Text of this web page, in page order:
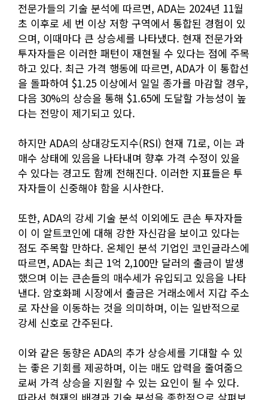
전문가들의 기술 분석에 따르면, ADA는 2024년 11월
초 이후로 세 번 이상 저항 구역에서 통합된 경험이 있
으며, 이때마다 큰 상승세를 나타냈다. 현재 전문가와
투자자들은 이러한 패턴이 재현될 수 있다는 점에 주목
하고 있다. 최근 가격 행동에 따르면, ADA가 이 통합선
을 돌파하여 $1.25 이상에서 일일 종가를 마감할 경우,
다음 30%의 상승을 통해 $1.65에 도달할 가능성이 높
다는 전망이 제기되고 있다.
하지만 ADA의 상대강도지수(RSI) 현재 71로, 이는 과
매수 상태에 있음을 나타내며 향후 가격 수정이 있을
수 있다는 경고도 함께 전해진다. 이러한 지표들은 투
자자들이 신중해야 함을 시사한다.
또한, ADA의 강세 기술 분석 이외에도 큰손 투자자들
이 이 알트코인에 대해 강한 자신감을 보이고 있다는
점도 주목할 만하다. 온체인 분석 기업인 코인글라스에
따르면, ADA는 최근 1억 2,100만 달러의 출금이 발생
했으며 이는 큰손들의 매수세가 유입되고 있음을 나타
낸다. 암호화폐 시장에서 출금은 거래소에서 지갑 주소
로 자산을 이동하는 것을 의미하며, 이는 일반적으로
강세 신호로 간주된다.
이와 같은 동향은 ADA의 추가 상승세를 기대할 수 있
는 좋은 기회를 제공하며, 이는 매도 압력을 줄여줌으
로써 가격 상승을 지원할 수 있는 요인이 될 수 있다.